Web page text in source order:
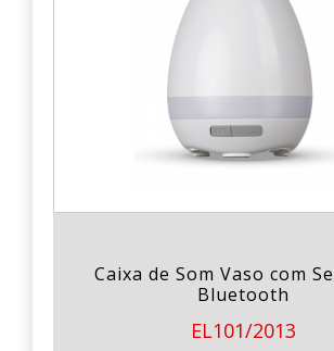
Caixa de Som Vaso com
Bluetooth
EL101/2013